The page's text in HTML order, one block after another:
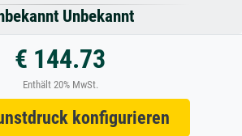
Unbekannt
€ 144.73
Enthält 20% MwSt.
konfigurieren